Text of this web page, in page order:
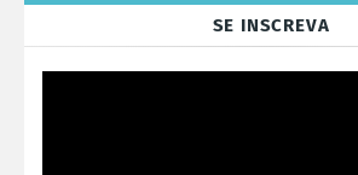
SE INSCREVA